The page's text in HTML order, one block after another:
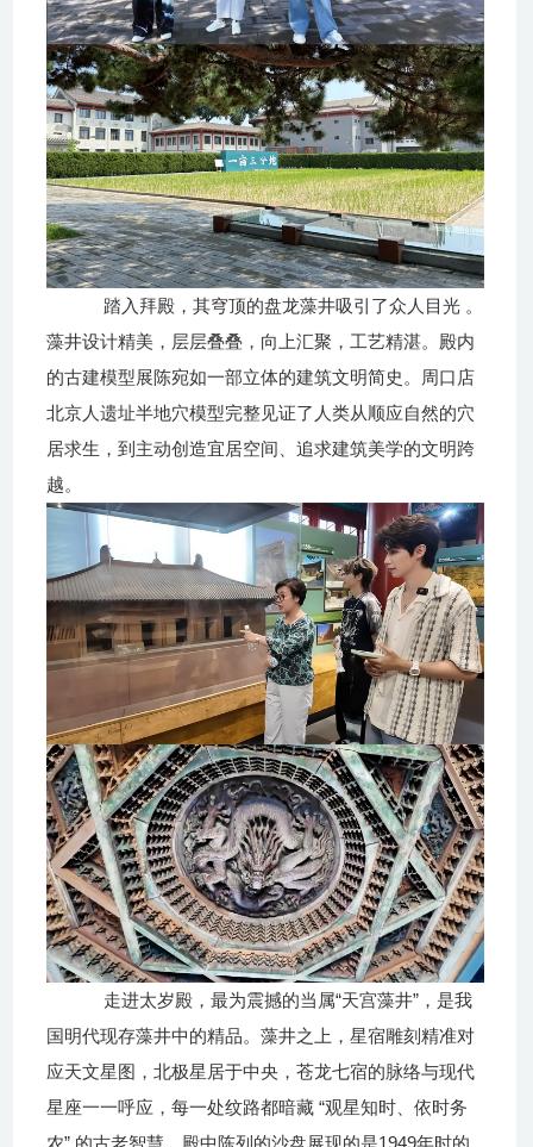
踏入拜殿，其穹顶的盘龙藻井吸引了众人目光 。
藻井设计精美，层层叠叠，向上汇聚，工艺精湛。殿内
的古建模型展陈宛如一部立体的建筑文明简史。周口店
北京人遗址半地穴模型完整见证了人类从顺应自然的穴
居求生，到主动创造宜居空间、追求建筑美学的文明跨
越。
走进太岁殿，最为震撼的当属“天宫藻井”， 是我
国明代现存藻井中的精品。 藻井之上，星宿雕刻精准对
应天文星图，北极星居于中央，苍龙七宿的脉络与现代
星座一一呼应，每一处纹路都暗藏“观星知时、依时务
” 1949